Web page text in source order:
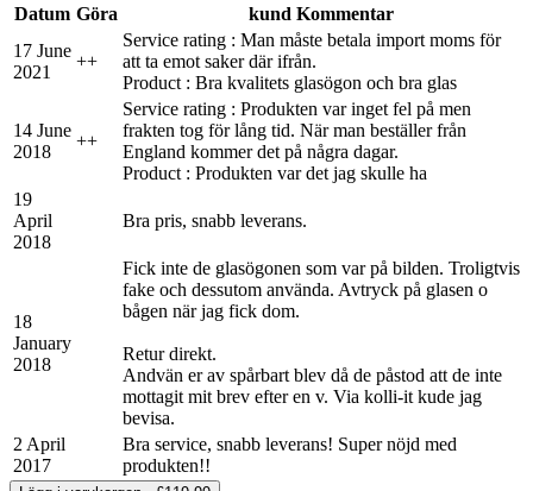
Datum Göra
kund Kommentar
17 June
2021
++
Service rating : Man måste betala import moms för
att ta emot saker där ifrån.
Product : Bra kvalitets glasögon och bra glas
14 June
2018
++
Service rating : Produkten var inget fel på men
frakten tog för lång tid. När man beställer från
England kommer det på några dagar.
Product : Produkten var det jag skulle ha
19
April
2018
Bra pris, snabb leverans.
18
January
2018
Fick inte de glasögonen som var på bilden. Troligtvis
fake och dessutom använda. Avtryck på glasen o
bågen när jag fick dom.
Retur direkt.
Andvän er av spårbart blev då de påstod att de inte
mottagit mit brev efter en v. Via kolli-it kude jag
bevisa.
2 April
2017
Bra service, snabb leverans! Super nöjd med
produkten!!